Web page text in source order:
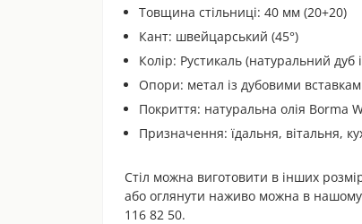
Товщина стільниці: 40 мм (20+20)
Кант: швейцарський (45°)
Колір: Рустикаль (натуральний
Опори: метал із дубовими
Покриття: натуральна олія Borma
Призначення: їдальня, вітальня,
Стіл можна виготовити в інших
або оглянути наживо можна в нашому
116 82 50.